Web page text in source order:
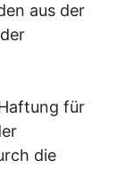
aus der
für
die